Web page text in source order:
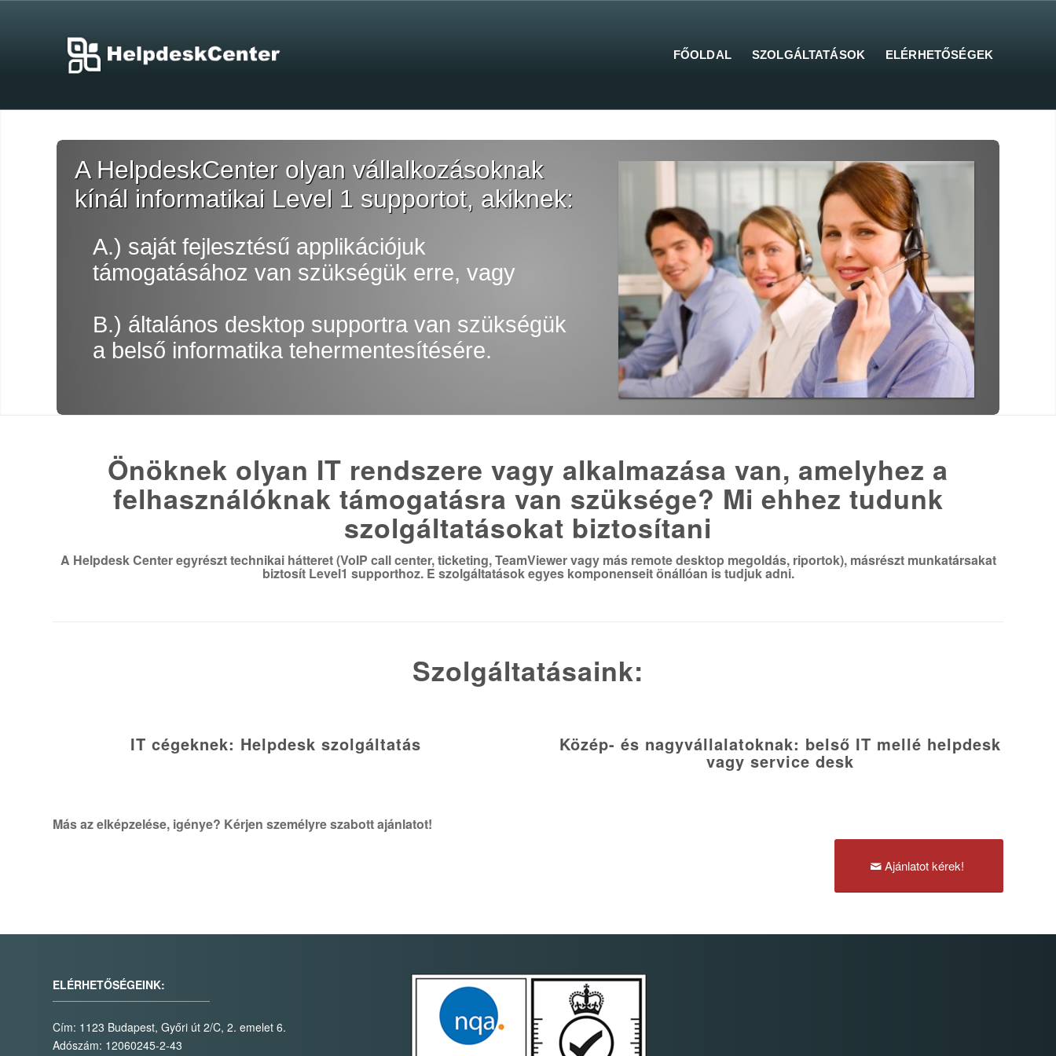
FŐOLDAL SZOLGÁLTATÁSOK ELÉRHETŐSÉGEK
A HelpdeskCenter olyan vállalkozásoknak
kínál informatikai Level 1 supportot, akiknek:
A.) saját fejlesztésű applikációjuk
támogatásához van szükségük erre, vagy
B.) általános desktop supportra van szükségük
a belső informatika tehermentesítésére.
Önöknek olyan IT rendszere vagy alkalmazása van, amelyhez a
felhasználóknak támogatásra van szüksége? Mi ehhez tudunk
szolgáltatásokat biztosítani
A Helpdesk Center egyrészt technikai hátteret (VoIP call center, ticketing, TeamViewer vagy más remote desktop megoldás, riportok), másrészt munkatársakat
biztosít Level1 supporthoz. E szolgáltatások egyes komponenseit önállóan is tudjuk adni.
Szolgáltatásaink:
IT cégeknek: Helpdesk szolgáltatás Közép- és nagyvállalatoknak: belső IT mellé helpdesk
vagy service desk
Más az elképzelése, igénye? Kérjen személyre szabott ajánlatot!
Ajánlatot kérek!
ELÉRHETŐSÉGEINK:
Cím: 1123 Budapest, Győri út 2/C, 2. emelet 6.
Adószám: 12060245-2-43